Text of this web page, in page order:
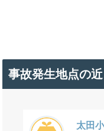
事故発生地点の
太田